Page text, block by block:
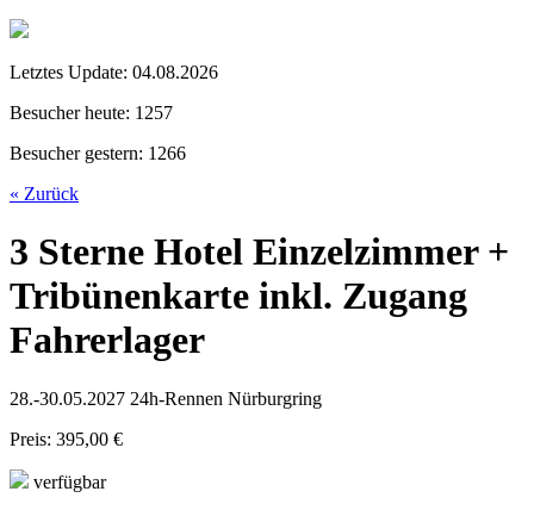
Letztes Update: 04.08.2026
Besucher heute: 1257
Besucher gestern: 1266
« Zurück
3 Sterne Hotel Einzelzimmer +
Tribünenkarte inkl. Zugang
Fahrerlager
28.-30.05.2027 24h-Rennen Nürburgring
Preis: 395,00 €
verfügbar